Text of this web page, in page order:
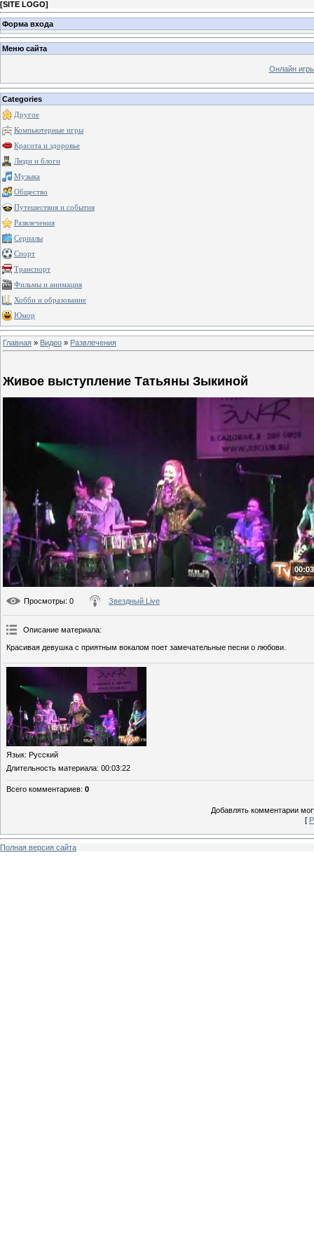
[SITE LOGO]
Форма входа
Меню сайта
Онлайн
Categories
Другое
Компьютерные игры
Красота и здоровье
Люди и блоги
Музыка
Общество
Путешествия и события
Развлечения
Сериалы
Спорт
Транспорт
Фильмы и анимация
Хобби и образование
Юмор
Главная » Видео » Развлечения
Живое выступление Татьяны Зыкиной
Просмотры: 0 Звездный Live
Описание материала:
Красивая девушка с приятным вокалом поет замечательные песни о любови.
Язык: Русский
Длительность материала: 00:03:22
Всего комментариев: 0
Добавлять комментарии
[
Полная версия сайта